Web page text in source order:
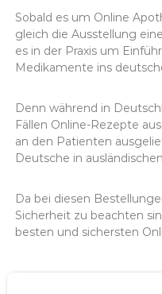
n
e
R
e
e
p
t
R
e
z
e
p
Sobald es um Online
gleich die Ausstellung
es in der Praxis um
Medikamente ins
Denn während in
Fällen Online-Rezepte
an den Patienten
Deutsche in
Da bei diesen
Sicherheit zu beachten
besten und sichersten